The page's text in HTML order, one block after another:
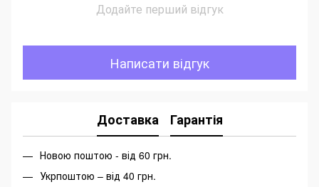
Додайте перший відгук
Написати відгук
Доставка Гарантія
Новою поштою - від 60 грн.
Укрпоштою – від 40 грн.